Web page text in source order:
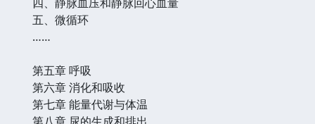
五、微循环
……
第五章 呼吸
第六章 消化和吸收
第七章 能量代谢与体温